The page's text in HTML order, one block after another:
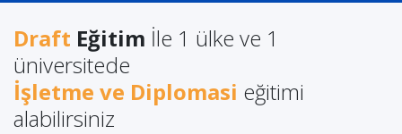
Draft Eğitim İle 1 ülke ve 1
üniversitede
İşletme ve Diplomasi eğitimi
alabilirsiniz